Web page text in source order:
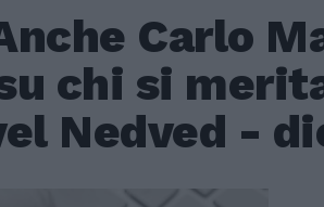
Carlo
chi si
Nedved -